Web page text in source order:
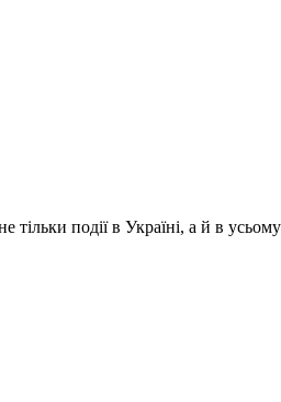
події в Україні, а й в